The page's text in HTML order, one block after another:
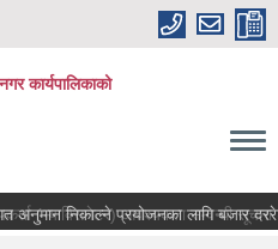
कार्यपालिकाको
(भ्याक्सिनेटर) आवश्यकता सम्वन्धी सूचना।